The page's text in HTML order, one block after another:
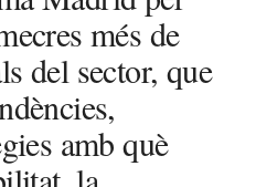
més de
del sector, que
amb què